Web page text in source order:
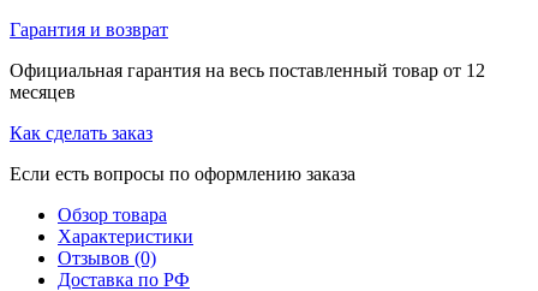
Гарантия и возврат
Официальная гарантия на весь поставленный товар от 12
месяцев
Как сделать заказ
Если есть вопросы по оформлению заказа
Обзор товара
Характеристики
Отзывов (0)
Доставка по РФ